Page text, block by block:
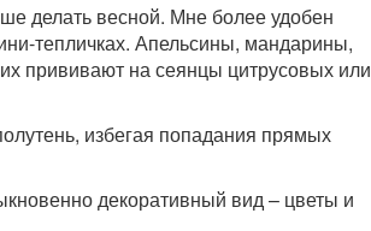
делать весной. Мне более удобен
тепличках. Апельсины, мандарины,
прививают на сеянцы цитрусовых или
избегая попадания прямых
декоративный вид – цветы и